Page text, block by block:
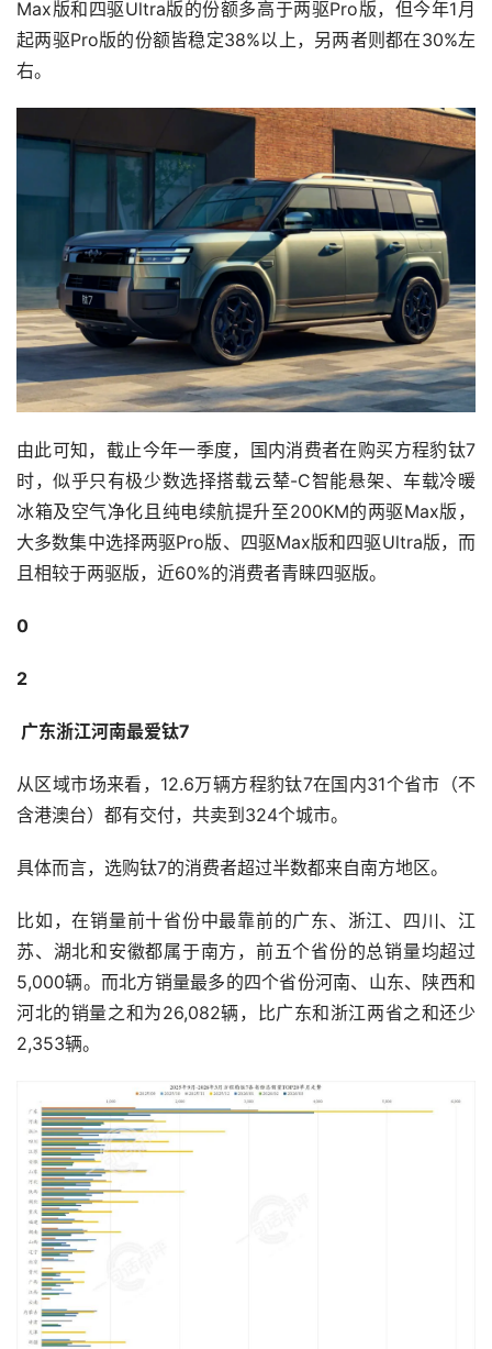
Max版和四驱Ultra版的份额多高于两驱Pro版，但今年1月
起两驱Pro版的份额皆稳定38%以上，另两者则都在30%左
右。
由此可知，截止今年一季度，国内消费者在购买方程豹钛7
时，似乎只有极少数选择搭载‌云辇-C智能悬架‌、车载冷暖
冰箱及空气净化且纯电续航提升至200KM的两驱Max版，
大多数集中选择两驱Pro版、四驱Max版和四驱Ultra版，而
且相较于两驱版，近60%的消费者青睐四驱版。
0
2
广东浙江河南最爱钛7
从区域市场来看，12.6万辆方程豹钛7在国内31个省市（不
含港澳台）都有交付，共卖到324个城市。
具体而言，选购钛7的消费者超过半数都来自南方地区。
比如，在销量前十省份中最靠前的广东、浙江、四川、江
苏、湖北和安徽都属于南方，前五个省份的总销量均超过
5,000辆。而北方销量最多的四个省份河南、山东、陕西和
河北的销量之和为26,082辆，比广东和浙江两省之和还少
2,353辆。